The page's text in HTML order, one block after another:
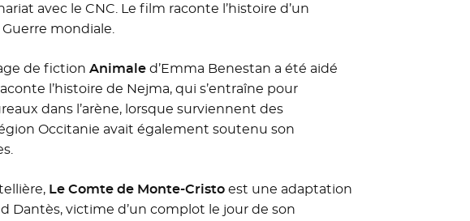
avec le CNC. Le film raconte l’histoire d’un
mondiale.
de fiction Animaled’Emma Benestan a été aidé
l’histoire de Nejma, qui s’entraîne pour
dans l’arène, lorsque surviennent des
Occitanie avait également soutenu son
Le Comte de Monte-Cristoest une adaptation
Dantès, victime d’un complot le jour de son